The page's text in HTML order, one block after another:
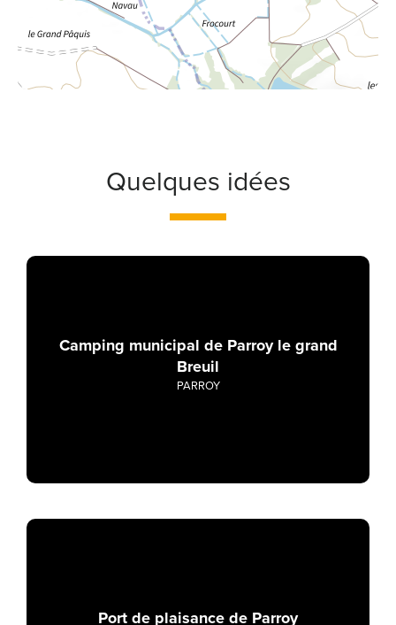
Quelques idées
Camping municipal de Parroy le grand
Breuil
PARROY
Port de plaisance de Parroy